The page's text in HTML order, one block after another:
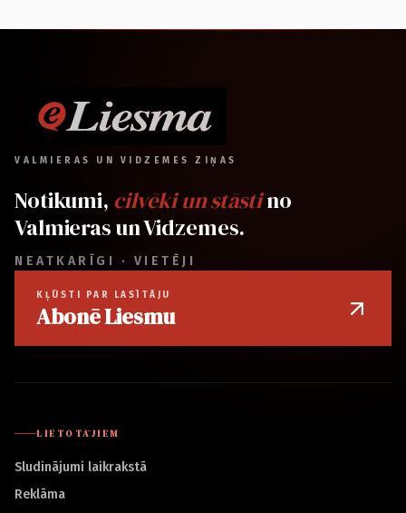
VALMIERAS UN VIDZEMES ZIŅAS
Notikumi, cilvēki un stāstino
Valmieras un Vidzemes.
NEATKARĪGI · VIETĒJI
KĻŪSTI PAR LASĪTĀJU
Abonē Liesmu
LIETOTĀJIEM
Sludinājumi laikrakstā
Reklāma